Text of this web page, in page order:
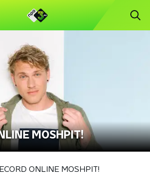
MOSHPIT!
ONLINE MOSHPIT!